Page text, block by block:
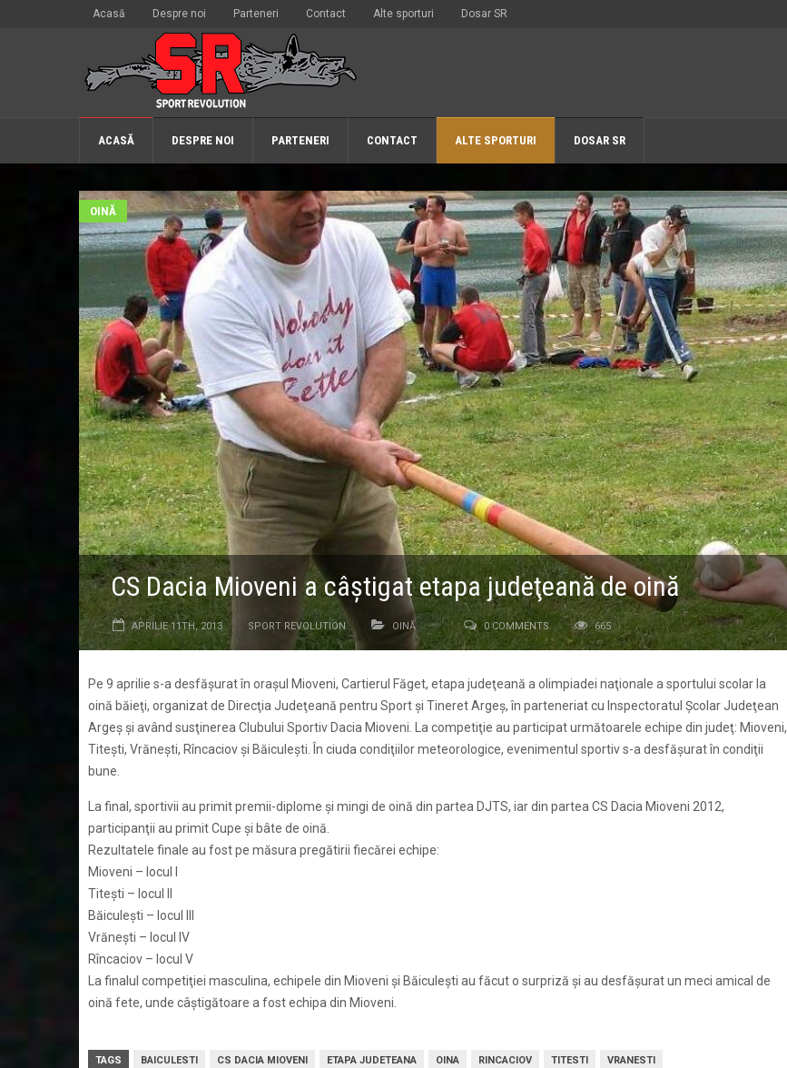
Acasă Despre noi Parteneri Contact Alte sporturi Dosar SR
ACASĂ DESPRE NOI PARTENERI CONTACT ALTE SPORTURI DOSAR SR
OINĂ
CS Dacia Mioveni a câştigat etapa judeţeană de oină
APRILIE 11TH, 2013 SPORT REVOLUTION OINĂ 0 COMMENTS 665
Pe 9 aprilie s-a desfăşurat în oraşul Mioveni, Cartierul Făget, etapa judeţeană a olimpiadei naţionale a sportului scolar la
oină băieţi, organizat de Direcţia Judeţeană pentru Sport şi Tineret Argeş, în parteneriat cu Inspectoratul Şcolar Judeţean
Argeş şi având susţinerea Clubului Sportiv Dacia Mioveni. La competiţie au participat următoarele echipe din judeţ: Mioveni,
Titeşti, Vrăneşti, Rîncaciov şi Băiculeşti. În ciuda condiţiilor meteorologice, evenimentul sportiv s-a desfăşurat în condiţii
bune.
La final, sportivii au primit premii-diplome şi mingi de oină din partea DJTS, iar din partea CS Dacia Mioveni 2012,
participanţii au primit Cupe şi bâte de oină.
Rezultatele finale au fost pe măsura pregătirii fiecărei echipe:
Mioveni – locul I
Titeşti – locul II
Băiculeşti – locul III
Vrăneşti – locul IV
Rîncaciov – locul V
La finalul competiţiei masculina, echipele din Mioveni şi Băiculeşti au făcut o surpriză şi au desfăşurat un meci amical de
oină fete, unde câştigătoare a fost echipa din Mioveni.
TAGS BAICULESTI CS DACIA MIOVENI ETAPA JUDETEANA OINA RINCACIOV TITESTI VRANESTI